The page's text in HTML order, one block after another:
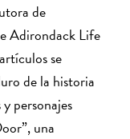
de
Adirondack Life
se
de la historia
personajes
una